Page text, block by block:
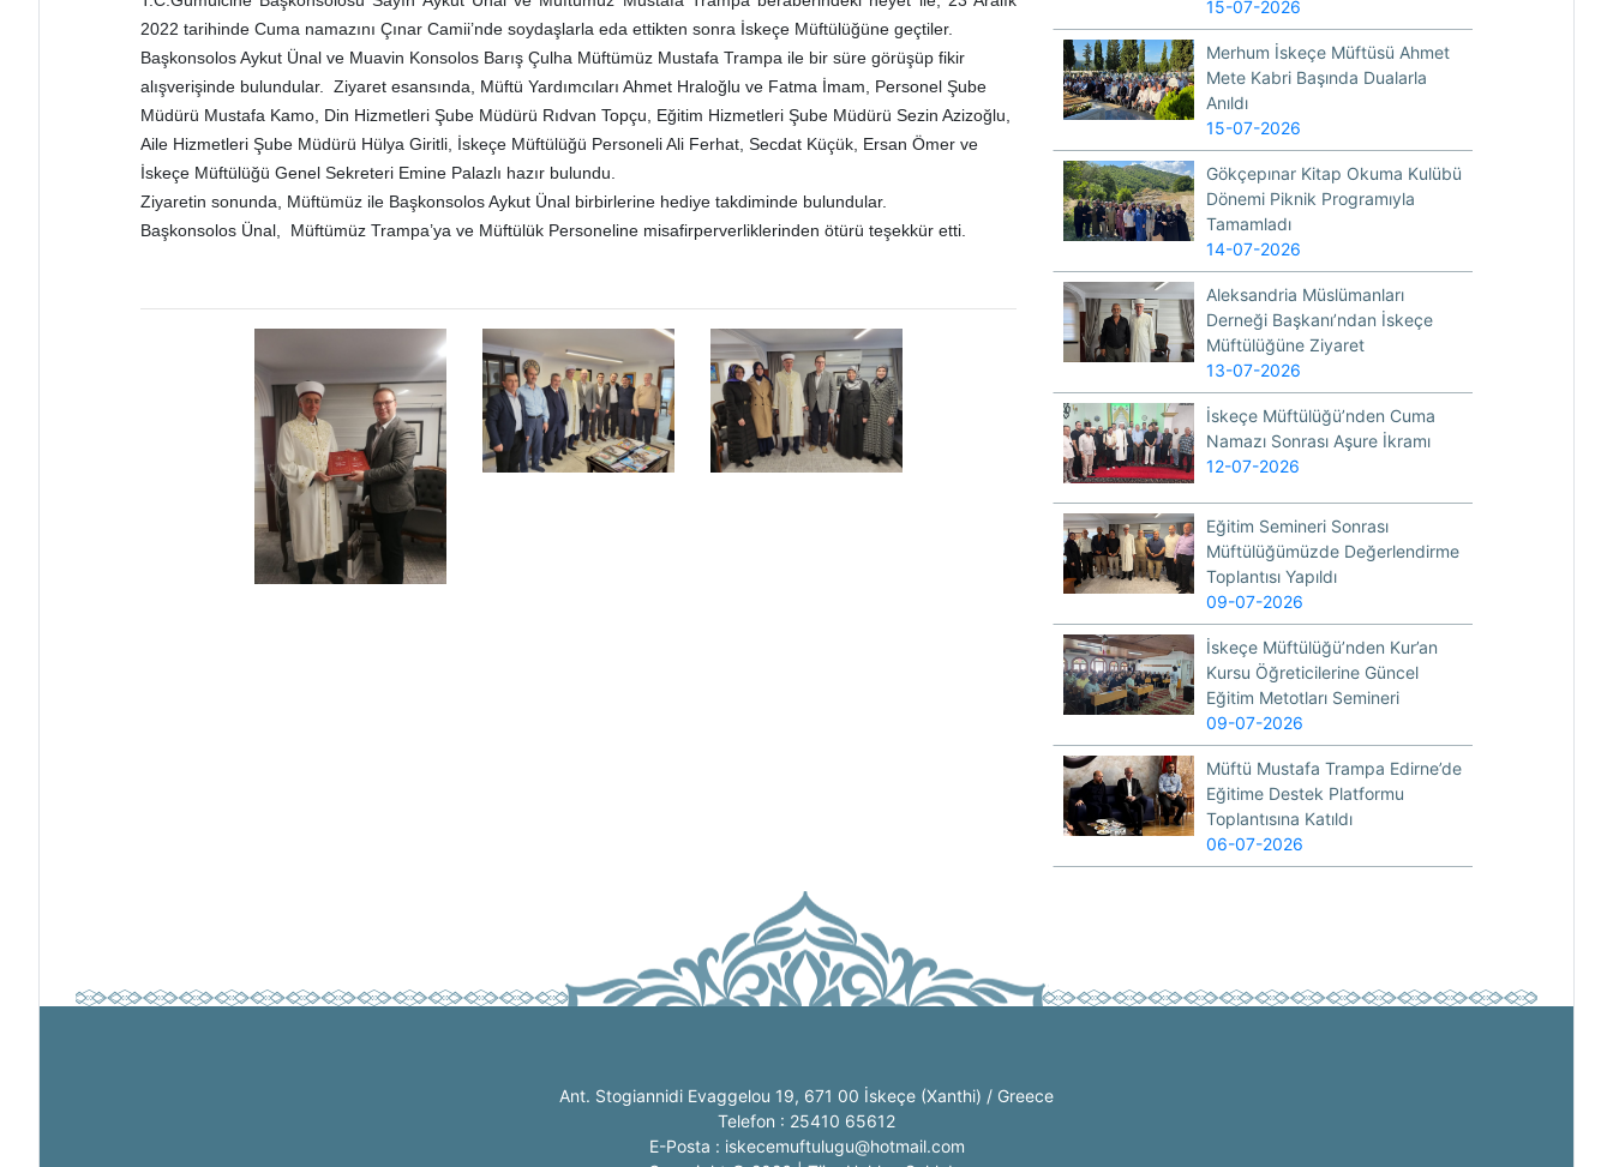
2022 tarihinde Cuma namazını Çınar Camii’nde soydaşlarla eda ettikten sonra İskeçe Müftülüğüne geçtiler.
Başkonsolos Aykut Ünal ve Muavin Konsolos Barış Çulha Müftümüz Mustafa Trampa ile bir süre görüşüp fikir
alışverişinde bulundular. Ziyaret esansında, Müftü Yardımcıları Ahmet Hraloğlu ve Fatma İmam, Personel Şube
Müdürü Mustafa Kamo, Din Hizmetleri Şube Müdürü Rıdvan Topçu, Eğitim Hizmetleri Şube Müdürü Sezin Azizoğlu,
Aile Hizmetleri Şube Müdürü Hülya Giritli, İskeçe Müftülüğü Personeli Ali Ferhat, Secdat Küçük, Ersan Ömer ve
İskeçe Müftülüğü Genel Sekreteri Emine Palazlı hazır bulundu.
Ziyaretin sonunda, Müftümüz ile Başkonsolos Aykut Ünal birbirlerine hediye takdiminde bulundular.
Başkonsolos Ünal, Müftümüz Trampa’ya ve Müftülük Personeline misafirperverliklerinden ötürü teşekkür etti.
15-07-2026
Merhum İskeçe Müftüsü Ahmet
Mete Kabri Başında Dualarla
Anıldı
15-07-2026
Gökçepınar Kitap Okuma Kulübü
Dönemi Piknik Programıyla
Tamamladı
14-07-2026
Aleksandria Müslümanları
Derneği Başkanı’ndan İskeçe
Müftülüğüne Ziyaret
13-07-2026
İskeçe Müftülüğü’nden Cuma
Namazı Sonrası Aşure İkramı
12-07-2026
Eğitim Semineri Sonrası
Müftülüğümüzde Değerlendirme
Toplantısı Yapıldı
09-07-2026
İskeçe Müftülüğü’nden Kur’an
Kursu Öğreticilerine Güncel
Eğitim Metotları Semineri
09-07-2026
Müftü Mustafa Trampa Edirne’de
Eğitime Destek Platformu
Toplantısına Katıldı
06-07-2026
Ant. Stogiannidi Evaggelou 19, 671 00 İskeçe (Xanthi) / Greece
Telefon : 25410 65612
E-Posta : iskecemuftulugu@hotmail.com